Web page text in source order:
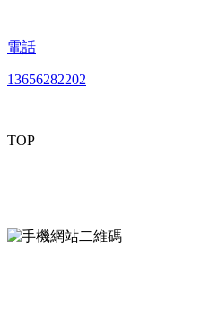
電話
13656282202
TOP